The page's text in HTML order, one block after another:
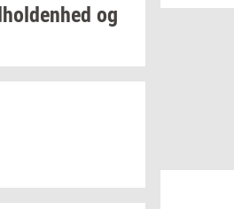
og